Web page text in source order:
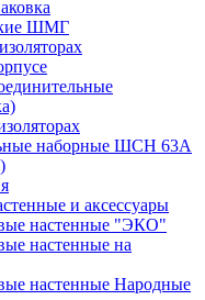
ШМГ
наборные ШСН 63A
и аксессуары
настенные "ЭКО"
настенные на
настенные Народные